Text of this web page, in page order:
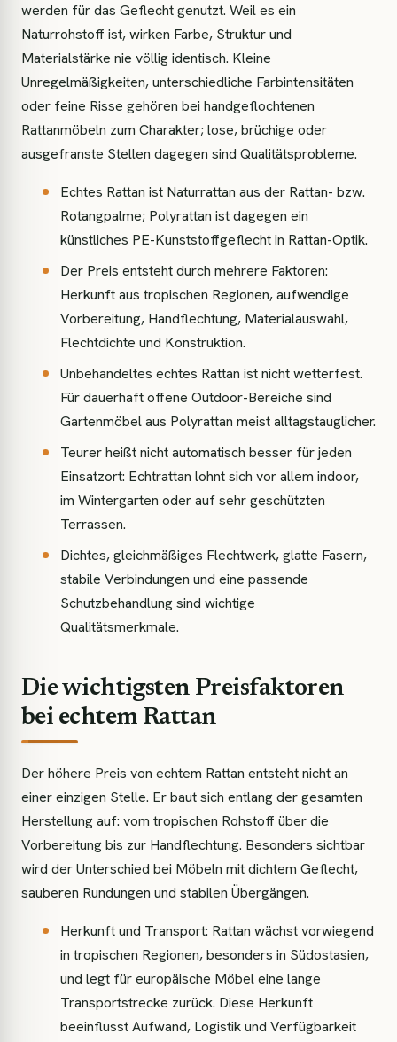
werden für das Geflecht genutzt. Weil es ein
Naturrohstoff ist, wirken Farbe, Struktur und
Materialstärke nie völlig identisch. Kleine
Unregelmäßigkeiten, unterschiedliche Farbintensitäten
oder feine Risse gehören bei handgeflochtenen
Rattanmöbeln zum Charakter; lose, brüchige oder
ausgefranste Stellen dagegen sind Qualitätsprobleme.
Echtes Rattan ist Naturrattan aus der Rattan- bzw.
Rotangpalme; Polyrattan ist dagegen ein
künstliches PE-Kunststoffgeflecht in Rattan-Optik.
Der Preis entsteht durch mehrere Faktoren:
Herkunft aus tropischen Regionen, aufwendige
Vorbereitung, Handflechtung, Materialauswahl,
Flechtdichte und Konstruktion.
Unbehandeltes echtes Rattan ist nicht wetterfest.
Für dauerhaft offene Outdoor-Bereiche sind
Gartenmöbel aus Polyrattan meist alltagstauglicher.
Teurer heißt nicht automatisch besser für jeden
Einsatzort: Echtrattan lohnt sich vor allem indoor,
im Wintergarten oder auf sehr geschützten
Terrassen.
Dichtes, gleichmäßiges Flechtwerk, glatte Fasern,
stabile Verbindungen und eine passende
Schutzbehandlung sind wichtige
Qualitätsmerkmale.
Die wichtigsten Preisfaktoren
bei echtem Rattan
Der höhere Preis von echtem Rattan entsteht nicht an
einer einzigen Stelle. Er baut sich entlang der gesamten
Herstellung auf: vom tropischen Rohstoff über die
Vorbereitung bis zur Handflechtung. Besonders sichtbar
wird der Unterschied bei Möbeln mit dichtem Geflecht,
sauberen Rundungen und stabilen Übergängen.
Herkunft und Transport: Rattan wächst vorwiegend
in tropischen Regionen, besonders in Südostasien,
und legt für europäische Möbel eine lange
Transportstrecke zurück. Diese Herkunft
beeinflusst Aufwand, Logistik und Verfügbarkeit